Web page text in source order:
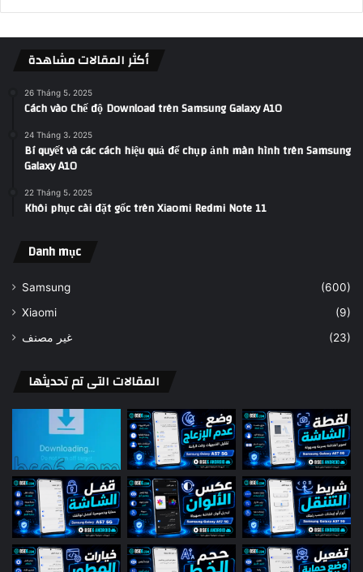
أكثر المقالات مشاهدة
26 Tháng 5، 2025
Cách vào Chế độ Download trên Samsung Galaxy A10
24 Tháng 3، 2025
Bí quyết và các cách hiệu quả để chụp ảnh màn hình trên Samsung
Galaxy A10
22 Tháng 5، 2025
Khôi phục cài đặt gốc trên Xiaomi Redmi Note 11
Danh mục
Samsung
(600)
Xiaomi
(9)
غير مصنف
(23)
المقالات التى تم تحديثها